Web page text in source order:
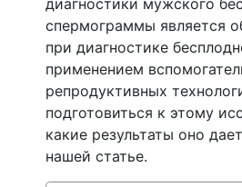
диагностики мужского
спермограммы является
при диагностике
применением
репродуктивных
подготовиться к этому
какие результаты оно
нашей статье.